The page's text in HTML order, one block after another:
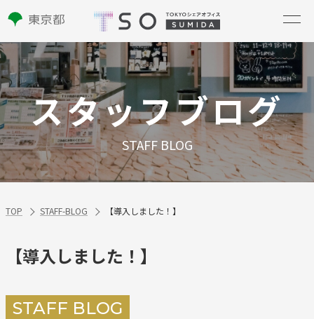
スタッフブログ
STAFF BLOG
TOP STAFF-BLOG 【導入しました！】
【導入しました！】
STAFF BLOG